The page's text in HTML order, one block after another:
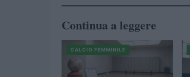
Continua a leggere
CALCIO FEMMINILE